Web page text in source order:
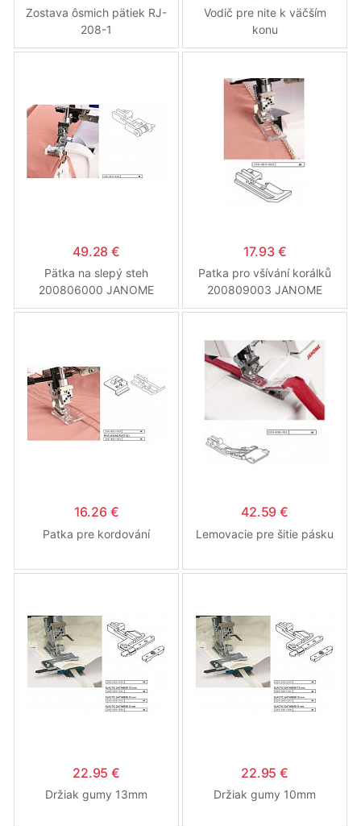
Zostava ôsmich pätiek RJ-
208-1
Vodič pre nite k väčším
konu
49.28 €
Pätka na slepý steh
200806000 JANOME
17.93 €
Patka pro všívání korálků
200809003 JANOME
16.26 €
Patka pre kordování
42.59 €
Lemovacie pre šitie pásku
22.95 €
Držiak gumy 13mm
22.95 €
Držiak gumy 10mm